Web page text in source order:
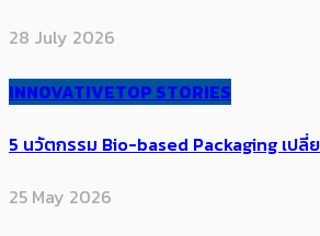
28 July 2026
INNOVATIVETOP STORIES
5 นวัตกรรม Bio-based Packaging ​เป
25 May 2026